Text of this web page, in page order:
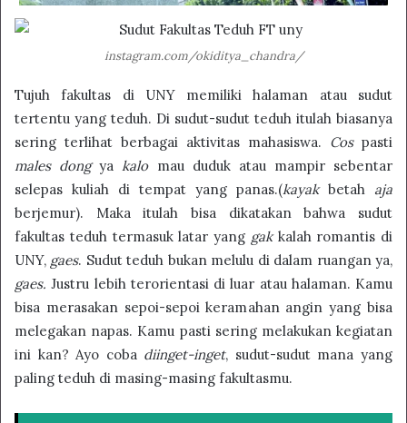
instagram.com/okiditya_chandra/
Tujuh fakultas di UNY memiliki halaman atau sudut
tertentu yang teduh. Di sudut-sudut teduh itulah biasanya
sering terlihat berbagai aktivitas mahasiswa. Cospasti
males dongyakalomau duduk atau mampir sebentar
selepas kuliah di tempat yang panas.(kayak betah aja
berjemur). Maka itulah bisa dikatakan bahwa sudut
fakultas teduh termasuk latar yang gakkalah romantis di
UNY, gaes. Sudut teduh bukan melulu di dalam ruangan ya,
gaes. Justru lebih terorientasi di luar atau halaman. Kamu
bisa merasakan sepoi-sepoi keramahan angin yang bisa
melegakan napas. Kamu pasti sering melakukan kegiatan
ini kan? Ayo coba diinget-inget, sudut-sudut mana yang
paling teduh di masing-masing fakultasmu.